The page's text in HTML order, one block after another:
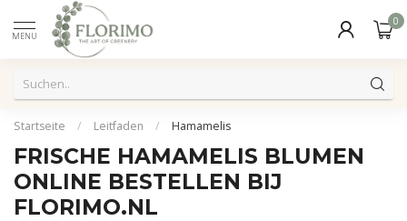
MENU
0
Startseite / Leitfaden / Hamamelis
FRISCHE HAMAMELIS BLUMEN
ONLINE BESTELLEN BIJ
FLORIMO.NL